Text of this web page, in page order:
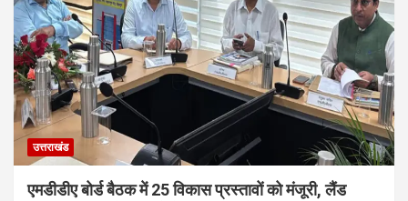
उत्तराखंड
एमडीडीए बोर्ड बैठक में 25 विकास प्रस्तावों को मंजूरी, लैंड